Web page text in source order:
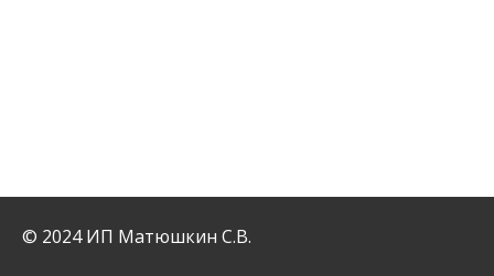
© 2024 ИП Матюшкин С.В.